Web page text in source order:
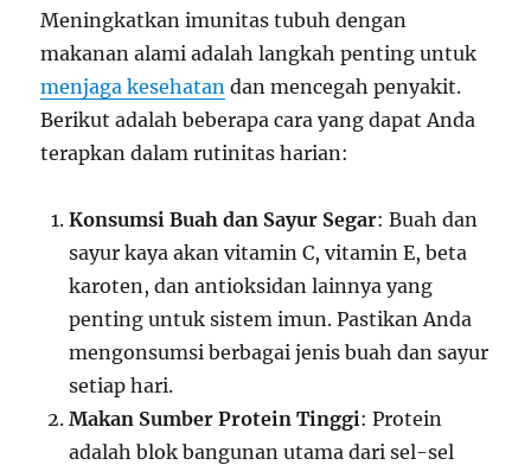
Meningkatkan imunitas tubuh dengan
makanan alami adalah langkah penting untuk
menjaga kesehatan dan mencegah penyakit.
Berikut adalah beberapa cara yang dapat Anda
terapkan dalam rutinitas harian:
Konsumsi Buah dan Sayur Segar: Buah dan
sayur kaya akan vitamin C, vitamin E, beta
karoten, dan antioksidan lainnya yang
penting untuk sistem imun. Pastikan Anda
mengonsumsi berbagai jenis buah dan sayur
setiap hari.
Makan Sumber Protein Tinggi: Protein
adalah blok bangunan utama dari sel-sel